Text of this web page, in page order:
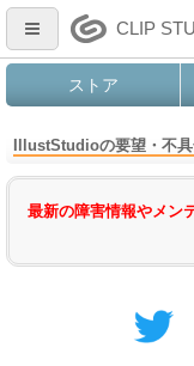
CLIP
ストア
IllustStudioの要望・不
最新の障害情報やメン